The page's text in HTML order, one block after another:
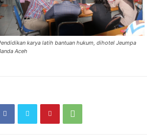
karya latih bantuan hukum, dihotel Jeumpa
Aceh